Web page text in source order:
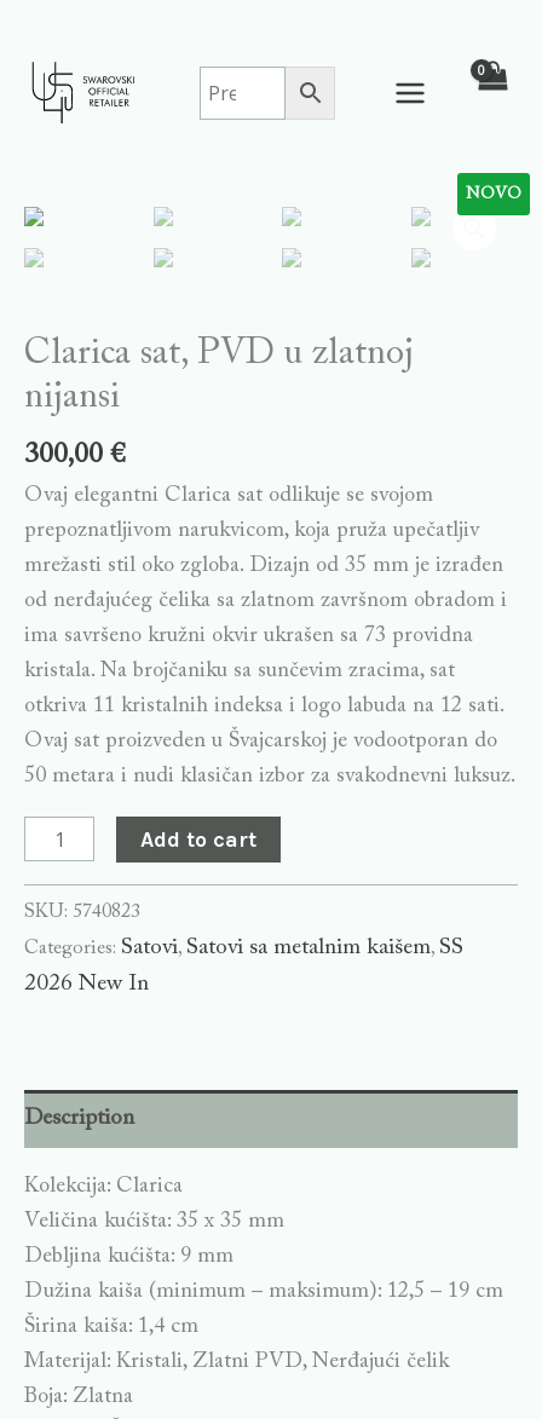
content
NOVO
Clarica sat, PVD u zlatnoj
nijansi
300,00 €
Ovaj elegantni Clarica sat odlikuje se svojom
prepoznatljivom narukvicom, koja pruža upečatljiv
mrežasti stil oko zgloba. Dizajn od 35 mm je izrađen
od nerđajućeg čelika sa zlatnom završnom obradom i
ima savršeno kružni okvir ukrašen sa 73 providna
kristala. Na brojčaniku sa sunčevim zracima, sat
otkriva 11 kristalnih indeksa i logo labuda na 12 sati.
Ovaj sat proizveden u Švajcarskoj je vodootporan do
50 metara i nudi klasičan izbor za svakodnevni luksuz.
PVD
zlatnoj
nijansi
quantity
Add to cart
SKU: 5740823
Categories: Satovi, Satovi sa metalnim kaišem, SS
2026 New In
Description
Kolekcija: Clarica
Veličina kućišta: 35 x 35 mm
Debljina kućišta: 9 mm
Dužina kaiša (minimum – maksimum): 12,5 – 19 cm
Širina kaiša: 1,4 cm
Materijal: Kristali, Zlatni PVD, Nerđajući čelik
Boja: Zlatna